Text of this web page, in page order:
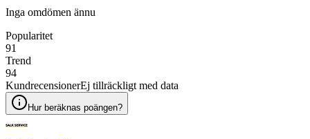
Inga omdömen ännu
Popularitet
91
Trend
94
KundrecensionerEj tillräckligt med data
Hur beräknas poängen?